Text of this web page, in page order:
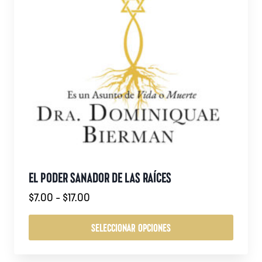
EL PODER SANADOR DE LAS RAÍCES
$7.00 - $17.00Rango
precios:
desde
SELECCIONAR OPCIONES